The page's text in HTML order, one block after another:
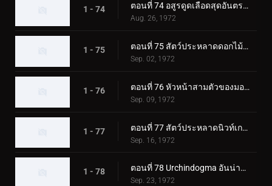
1 - 74 ตอนที่ 74 อสูรดูดเลือดสุดอันตราย!! โชคดี ทีมไรเดอร์บอย
Aug. 26, 1972
1 - 75 ตอนที่ 75 สัตว์ประหลาดดอกไม้พิษ Roseranga - ความลับของบ้านแห่งความหวาดกลัว
Sep. 02, 1972
1 - 76 ตอนที่ 76 หัวหน้าสามตัวของมอนสเตอร์เจเนอเรเตอร์ มังกรทะเล!!
Sep. 09, 1972
1 - 77 ตอนที่ 77 สัตว์ประหลาดนิวท์เกธ ดวลกันที่ฟาร์มแห่งนรก!!
Sep. 16, 1972
1 - 78 ตอนที่ 78 Urchindogma อันน่าสะพรึงกลัว + สัตว์ประหลาด Phantom
Sep. 23, 1972